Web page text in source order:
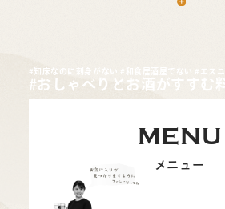
#知床なのに刺身がない #和食居酒屋でない #エス
#おしゃべりとお酒がすすむ
MENU
メニュー